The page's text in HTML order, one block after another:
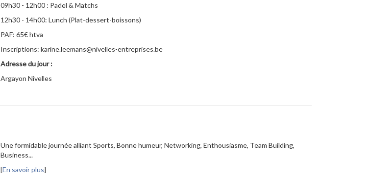
09h30 - 12h00 : Padel & Matchs
12h30 - 14h00: Lunch (Plat-dessert-boissons)
PAF: 65€ htva
Inscriptions: karine.leemans@nivelles-entreprises.be
Adresse du jour :
Argayon Nivelles
Une formidable journée alliant Sports, Bonne humeur, Networking, Enthousiasme, Team Building,
Business...
[En savoir plus]